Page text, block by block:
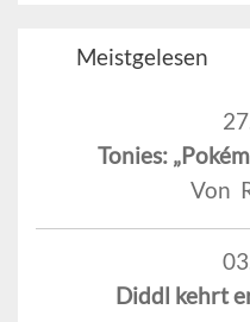
Meistgelesen
Tonies:
Von
Diddl kehrt